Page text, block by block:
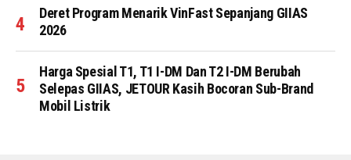
Deret Program Menarik VinFast Sepanjang GIIAS
2026
Harga Spesial T1, T1 I-DM Dan T2 I-DM Berubah
Selepas GIIAS, JETOUR Kasih Bocoran Sub-Brand
Mobil Listrik